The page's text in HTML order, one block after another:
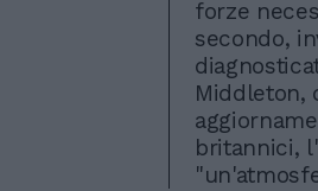
forze
secondo,
Middleton,
britannici,